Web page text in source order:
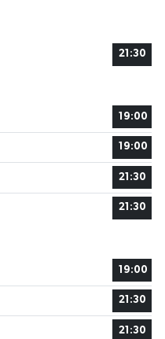
21:30
19:00
19:00
21:30
21:30
19:00
21:30
21:30